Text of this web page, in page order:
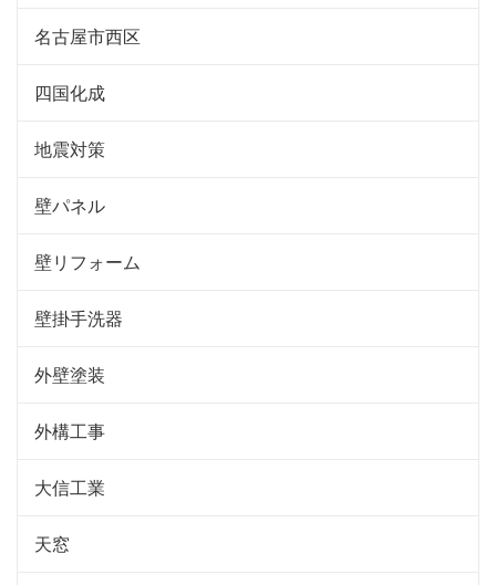
名古屋市西区
四国化成
地震対策
壁パネル
壁リフォーム
壁掛手洗器
外壁塗装
外構工事
大信工業
天窓